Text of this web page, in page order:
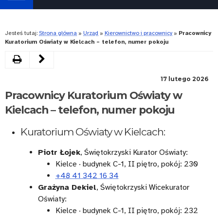
Rozwiń
Jesteś tutaj: Strona główna » Urząd » Kierownictwo i pracownicy » Pracownicy
Kuratorium Oświaty w Kielcach – telefon, numer pokoju
17 lutego 2026
Pracownicy Kuratorium Oświaty w
Kielcach – telefon, numer pokoju
Kuratorium Oświaty w Kielcach:
Piotr Łojek, Świętokrzyski Kurator Oświaty:
Kielce · budynek C-1, II piętro, pokój: 230
+48 41 342 16 34
Grażyna Dekiel, Świętokrzyski Wicekurator
Oświaty:
Kielce · budynek C-1, II piętro, pokój: 232
DrukujPoprzedni
Dane
kontaktowe
zajmujących
się
wskazaną
tematyką